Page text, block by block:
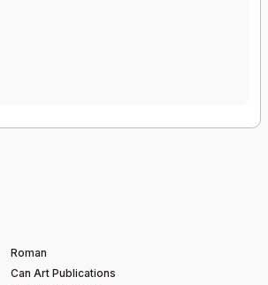
Roman
Can Art Publications